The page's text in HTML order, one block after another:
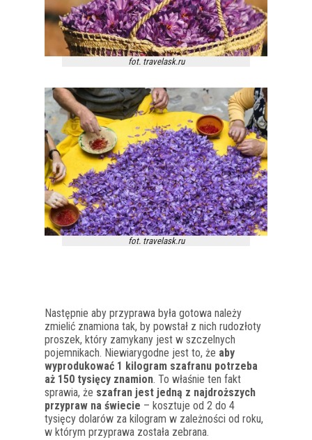
fot. travelask.ru
fot. travelask.ru
Następnie aby przyprawa była gotowa należy
zmielić znamiona tak, by powstał z nich rudozłoty
proszek, który zamykany jest w szczelnych
pojemnikach. Niewiarygodne jest to, że aby
wyprodukować 1 kilogram szafranu potrzeba
aż 150 tysięcy znamion. To właśnie ten fakt
sprawia, że szafran jest jedną z najdroższych
przypraw na świecie – kosztuje od 2 do 4
tysięcy dolarów za kilogram w zależności od roku,
w którym przyprawa została zebrana.